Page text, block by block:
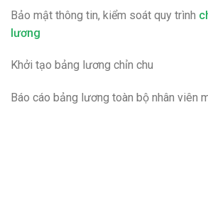
Bảo mật thông tin, kiểm soát quy trình
lương
Khởi tạo bảng lương chỉn chu
Báo cáo bảng lương toàn bộ nhân viên